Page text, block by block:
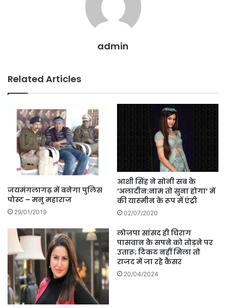
admin
Related Articles
जयमंगलागढ़ में बनेगा पुलिस
पोस्ट – मनु महाराज
29/01/2019
आशी सिंह ने सोनी सब के
‘अलादीन:नाम तो सुना होगा’ में
की यास्‍मीन के रूप में एंट्री
02/07/2020
लोजपा सांसद ही चिराग
पासवान के सपने को तोड़ने पर
उतारू; टिकट नहीं मिला तो
राजद में जा रहे कैसर
20/04/2024